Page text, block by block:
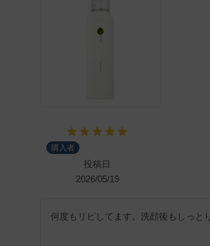
購入者
投稿日
2026/05/19
何度もリピしてます。洗顔後もしっと